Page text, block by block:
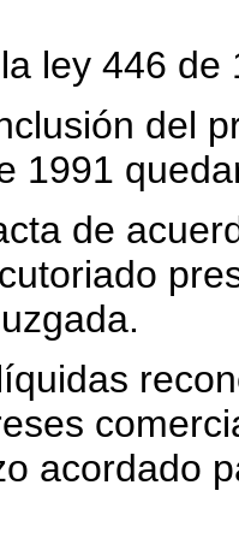
ley 446 de
del
1991
de
acordado